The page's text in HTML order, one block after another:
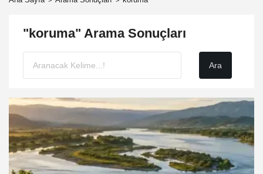
"koruma" Arama Sonuçları